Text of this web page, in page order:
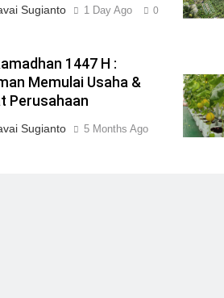
Sugianto 1 Day Ago 0
1447 H :
Memulai Usaha &
Perusahaan
Sugianto 5 Months Ago